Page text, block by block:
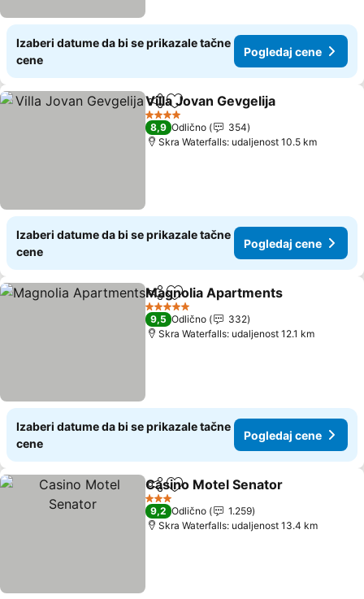
Izaberi datume da bi se prikazale tačne
cene
Pogledaj cene
Deli Dodati u favorite
Villa Jovan Gevgelija
4 Zvezdice
8,9 Odlično
354
Skra Waterfalls: udaljenost 10.5 km
Izaberi datume da bi se prikazale tačne
cene
Pogledaj cene
Deli Dodati u favorite
Magnolia Apartments
5 Zvezdice
9,5 Odlično
332
Skra Waterfalls: udaljenost 12.1 km
Izaberi datume da bi se prikazale tačne
cene
Pogledaj cene
Deli Dodati u favorite
Casino Motel Senator
3 Zvezdice
9,2 Odlično
1.259
Skra Waterfalls: udaljenost 13.4 km